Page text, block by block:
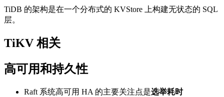
TiDB 的架构是在一个分布式的 KVStore 上构建无状态的 SQL
层。
TiKV 相关
高可用和持久性
Raft 系统高可用 HA 的主要关注点是选举耗时